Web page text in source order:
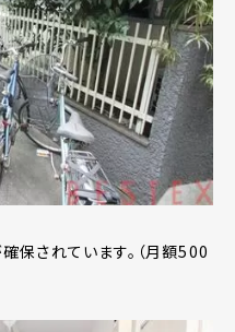
保されています。（月額500